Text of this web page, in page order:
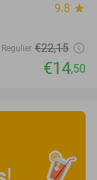
9.8 star
Regulier €22,15
€14,50